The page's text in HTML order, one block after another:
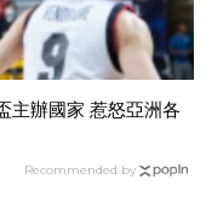
主辦國家 惹怒亞洲各
Recommended by